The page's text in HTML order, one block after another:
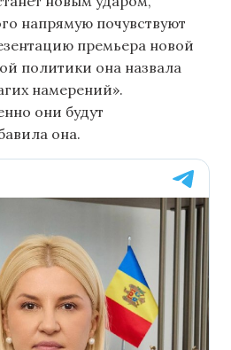
напрямую почувствуют
премьера новой
политики она назвала
намерений».
они будут
она.